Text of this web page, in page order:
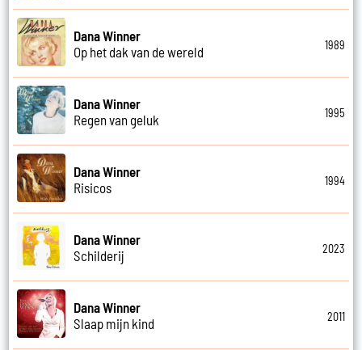
Dana Winner
Op het dak van de wereld
1989
Dana Winner
Regen van geluk
1995
Dana Winner
Risicos
1994
Dana Winner
Schilderij
2023
Dana Winner
Slaap mijn kind
2011